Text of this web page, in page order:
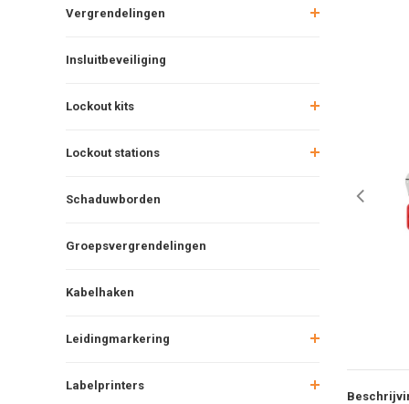
Vergrendelingen
Insluitbeveiliging
Lockout kits
Lockout stations
Schaduwborden
Groepsvergrendelingen
Kabelhaken
Leidingmarkering
Labelprinters